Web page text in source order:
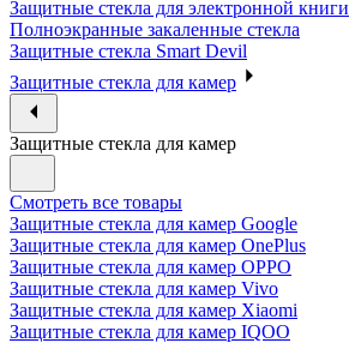
Защитные стекла для электронной книги
Полноэкранные закаленные стекла
Защитные стекла Smart Devil
Защитные стекла для камер
Защитные стекла для камер
Смотреть все товары
Защитные стекла для камер Google
Защитные стекла для камер OnePlus
Защитные стекла для камер OPPO
Защитные стекла для камер Vivo
Защитные стекла для камер Xiaomi
Защитные стекла для камер IQOO